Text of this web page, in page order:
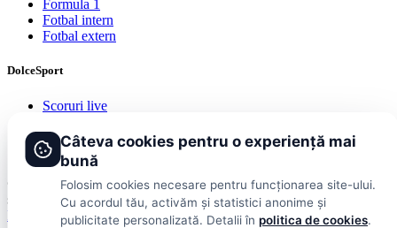
Formula 1
Fotbal intern
Fotbal extern
DolceSport
Scoruri live
Publicitate
Termeni și condiții
© 2026 DolceSport. Toate drepturile rezervate. Scoruri, clasamente
și analize din toate competițiile
Fotbal intern Fotbal extern Scoruri live
Câteva cookies pentru o experiență mai
bună
Folosim cookies necesare pentru funcționarea site-ului.
Cu acordul tău, activăm și statistici anonime și
publicitate personalizată. Detalii în politica de cookies.